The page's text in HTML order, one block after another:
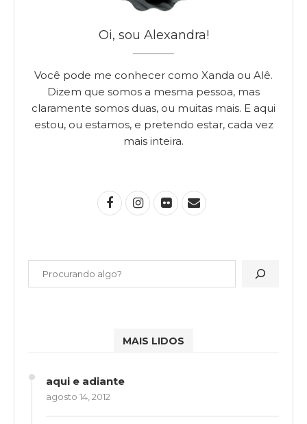
Oi, sou Alexandra!
Você pode me conhecer como Xanda ou Alê.
Dizem que somos a mesma pessoa, mas
claramente somos duas, ou muitas mais. E aqui
estou, ou estamos, e pretendo estar, cada vez
mais inteira.
MAIS LIDOS
aqui e adiante
agosto 14, 2012